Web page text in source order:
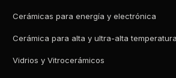
Cerámicas para energía y electrónica
Cerámica para alta y ultra-alta temperatura
Vidrios y Vitrocerámicos